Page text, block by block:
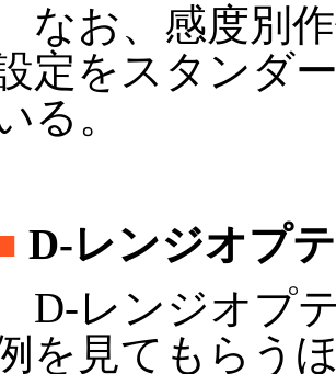
なお、感度別
定をスタンダ
る。
D-レンジオプ
D-レンジオプ
を見てもらう